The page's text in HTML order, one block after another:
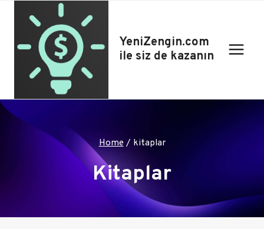
YeniZengin.com
ile siz de kazanın
Home / kitaplar
Kitaplar